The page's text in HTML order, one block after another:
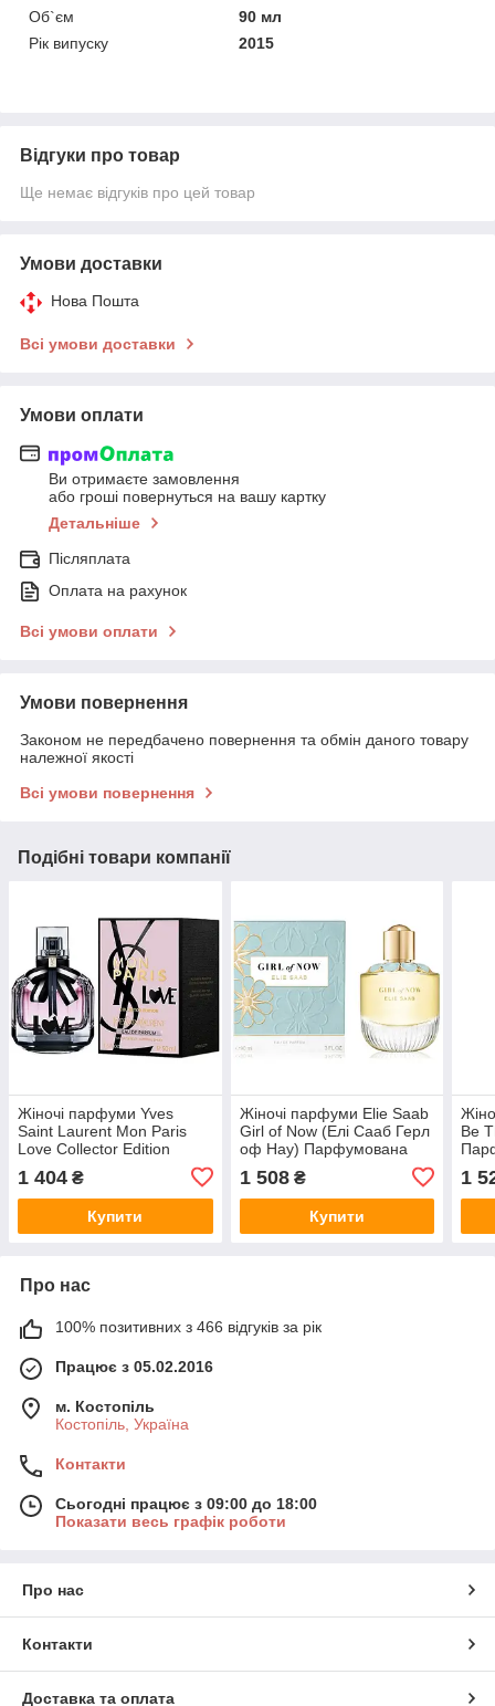
Об`єм
90 мл
Рік випуску
2015
Відгуки про товар
Ще немає відгуків про цей товар
Умови доставки
Нова Пошта
Всі умови доставки
Умови оплати
Ви отримаєте замовлення
або гроші повернуться на вашу картку
Детальніше
Післяплата
Оплата на рахунок
Всі умови оплати
Умови повернення
Законом не передбачено повернення та обмін даного товару
належної якості
Всі умови повернення
Подібні товари компанії
Жіночі парфуми Yves
Saint Laurent Mon Paris
Love Collector Edition
Парфумована вода 90 ml/
мл
1 404 ₴
Купити
Жіночі парфуми Elie Saab
Girl of Now (Елі Сааб Герл
оф Нау) Парфумована
1 508₴
Купити
Be
1
Про нас
100% позитивних з 466 відгуків за рік
Працює з 05.02.2016
м. Костопіль
Костопіль, Україна
Контакти
Сьогодні працює з 09:00 до 18:00
Показати весь графік роботи
Про нас
Контакти
Доставка та оплата